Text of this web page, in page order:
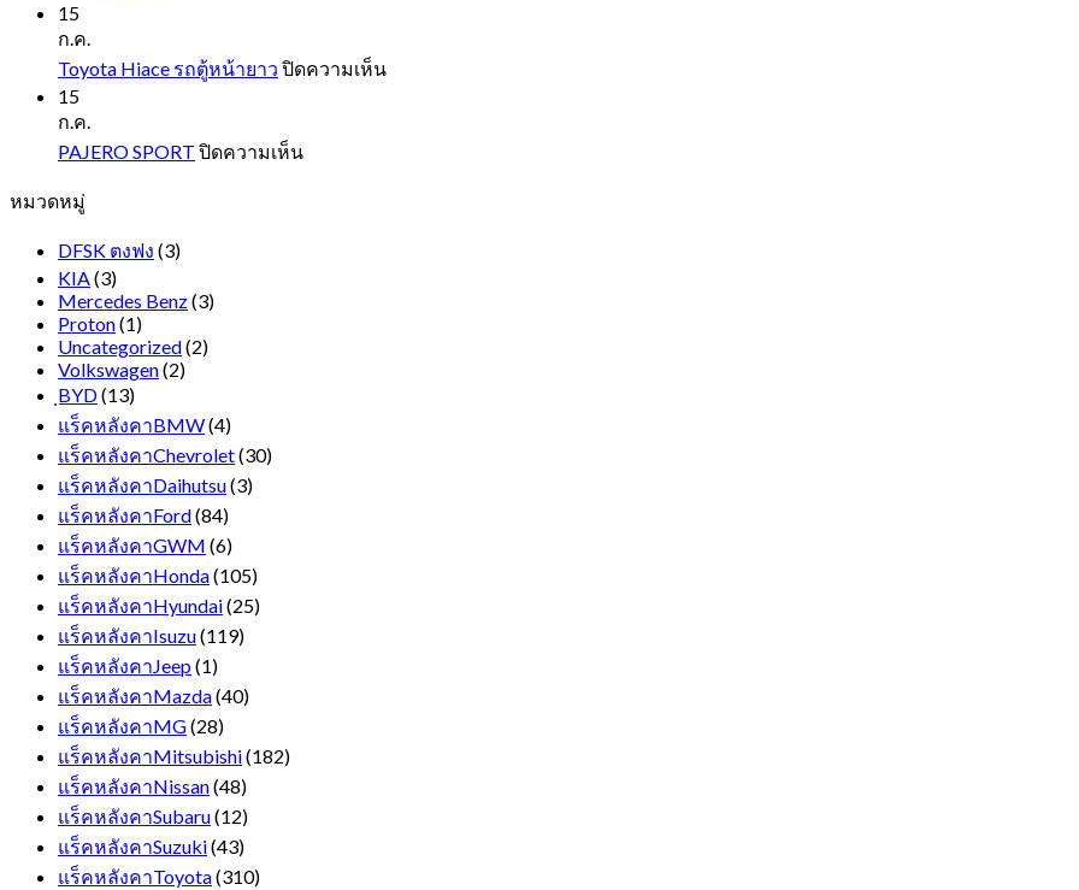
15
ก.ค.
Toyota Hiace รถตู้หน้ายาว ปิดความเห็นบน
15
ก.ค.
PAJERO SPORT ปิดความเห็นบน
หมวดหมู่
DFSK ตงฟง (3)
KIA(3)
Mercedes Benz(3)
Proton(1)
Uncategorized(2)
Volkswagen(2)
ฺBYD(13)
แร็คหลังคาBMW(4)
แร็คหลังคาChevrolet(30)
แร็คหลังคาDaihutsu(3)
แร็คหลังคาFord(84)
แร็คหลังคาGWM (6)
แร็คหลังคาHonda(105)
แร็คหลังคาHyundai(25)
แร็คหลังคาIsuzu(119)
แร็คหลังคาJeep(1)
แร็คหลังคาMazda(40)
แร็คหลังคาMG(28)
แร็คหลังคาMitsubishi(182)
แร็คหลังคาNissan(48)
แร็คหลังคาSubaru(12)
แร็คหลังคาSuzuki(43)
แร็คหลังคาToyota(310)